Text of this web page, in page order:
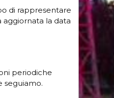
di rappresentare
aggiornata la data
periodiche
seguiamo.